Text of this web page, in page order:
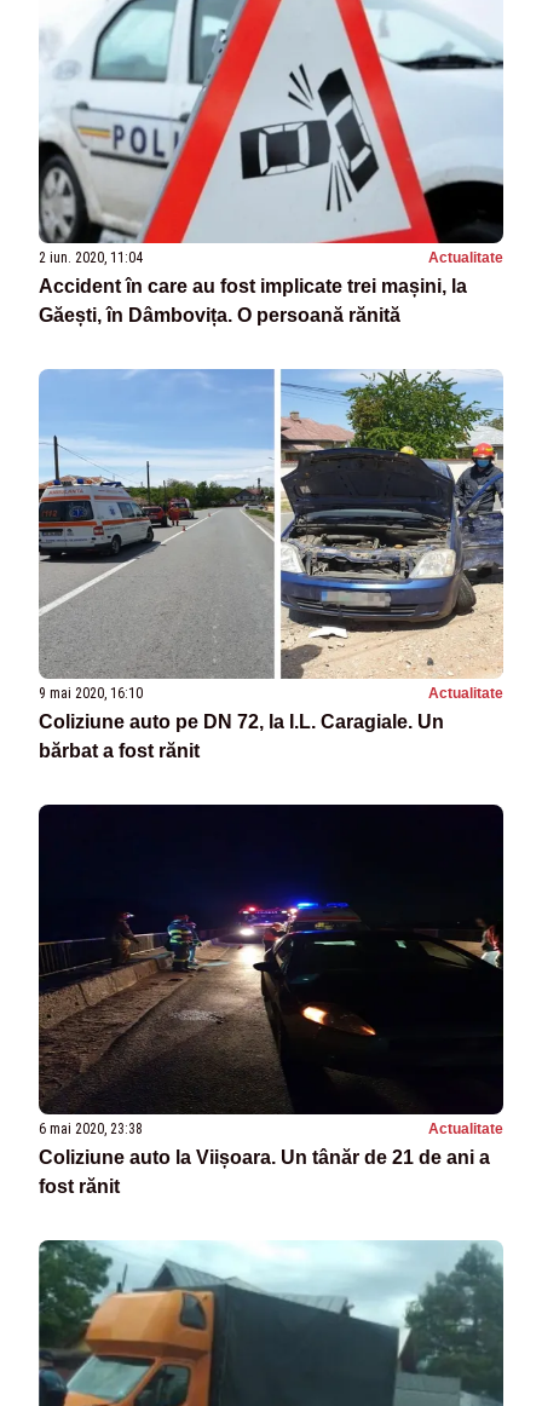
2 iun. 2020, 11:04 Actualitate
Accident în care au fost implicate trei mașini, la
Găești, în Dâmbovița. O persoană rănită
9 mai 2020, 16:10 Actualitate
Coliziune auto pe DN 72, la I.L. Caragiale. Un
bărbat a fost rănit
6 mai 2020, 23:38 Actualitate
Coliziune auto la Viișoara. Un tânăr de 21 de ani a
fost rănit